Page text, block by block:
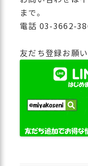
まで。
電話 03-3662-
友だち登録お願